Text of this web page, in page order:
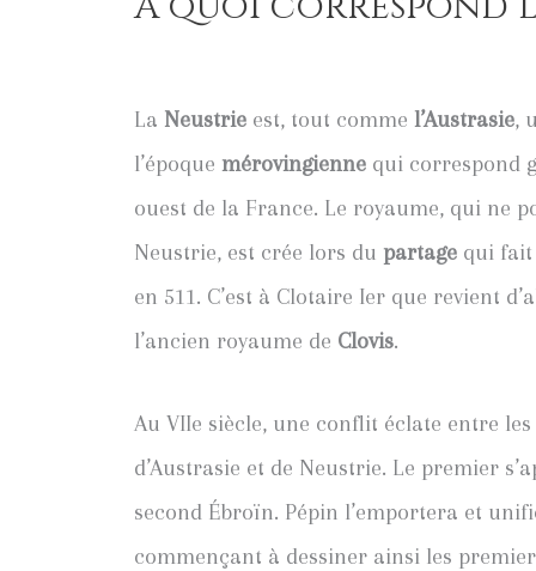
La Neustrie est, tout comme l’Austrasie,
l’époque mérovingienne qui correspond
ouest de la France. Le royaume, qui ne
Neustrie, est crée lors du partage qui
en 511. C’est à Clotaire Ier que revient
l’ancien royaume de Clovis.
Au VIIe siècle, une conflit éclate entre
d’Austrasie et de Neustrie. Le premier
second Ébroïn. Pépin l’emportera et
commençant à dessiner ainsi les